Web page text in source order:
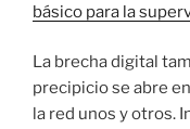
básico para la
La brecha digital
precipicio se abre
la red unos y otros.